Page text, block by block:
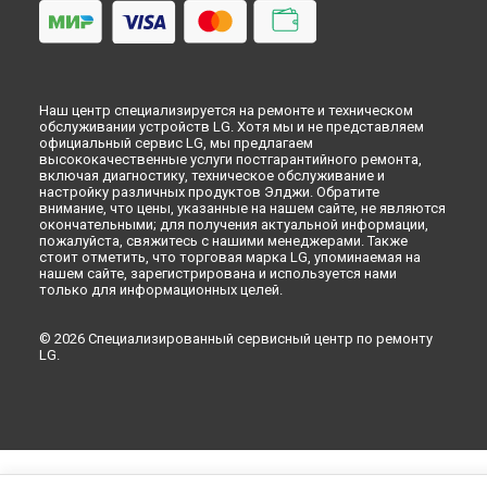
Наш центр специализируется на ремонте и техническом
обслуживании устройств LG. Хотя мы и не представляем
официальный сервис LG, мы предлагаем
высококачественные услуги постгарантийного ремонта,
включая диагностику, техническое обслуживание и
настройку различных продуктов Элджи. Обратите
внимание, что цены, указанные на нашем сайте, не являются
окончательными; для получения актуальной информации,
пожалуйста, свяжитесь с нашими менеджерами. Также
стоит отметить, что торговая марка LG, упоминаемая на
нашем сайте, зарегистрирована и используется нами
только для информационных целей.
© 2026 Специализированный сервисный центр по ремонту
LG.